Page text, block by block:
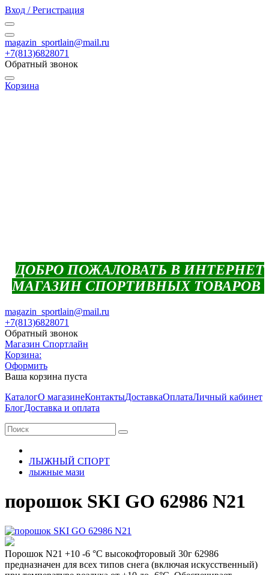
Вход / Регистрация
magazin_sportlain@mail.ru
+7(813)6828071
Обратный звонок
Корзина
ДОБРО ПОЖАЛОВАТЬ В ИНТЕРНЕТ
МАГАЗИН СПОРТИВНЫХ ТОВАРОВ
magazin_sportlain@mail.ru
+7(813)6828071
Обратный звонок
Магазин Спортлайн
Корзина:
Оформить
Ваша корзина пуста
КаталогО магазинеКонтактыДоставкаОплатаЛичный кабинет
БлогДоставка и оплата
ЛЫЖНЫЙ СПОРТ
лыжные мази
порошок SKI GO 62986 N21
Порошок N21 +10 -6 °С высокофторовый 30г 62986
предназначен для всех типов снега (включая искусственный)